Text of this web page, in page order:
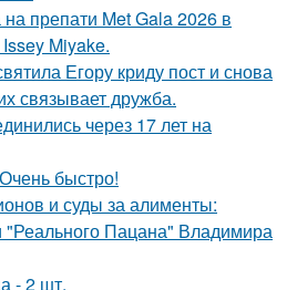
препати Met Gala 2026 в
Miyake.
Егору криду пост и снова
связывает дружба.
через 17 лет на
быстро!
и суды за алименты:
"Реального Пацана" Владимира
- 2 шт.